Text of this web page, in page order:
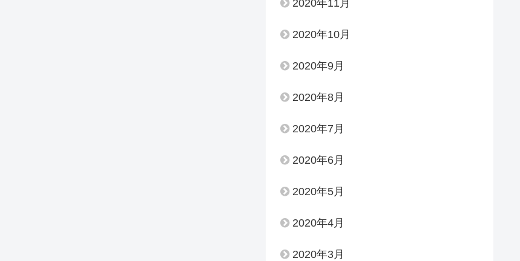
2020年11月
2020年10月
2020年9月
2020年8月
2020年7月
2020年6月
2020年5月
2020年4月
2020年3月